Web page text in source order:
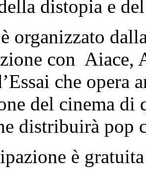
distopia e
organizzato
con Aiace,
che opera
del cinema
distribuirà pop
è